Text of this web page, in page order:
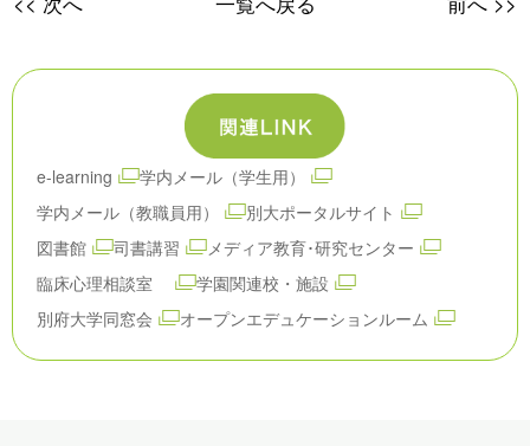
e-learning
学内メール（学生用）
学内メール（教職員用）
別大ポータルサイト
図書館
司書講習
メディア教育･研究センター
臨床心理相談室
学園関連校・施設
別府大学同窓会
オープンエデュケーションルーム